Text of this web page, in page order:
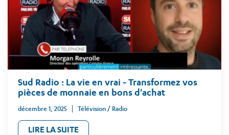
Sud Radio : La vie en vrai - Transformez vos
pièces de monnaie en bons d'achat
décembre 1, 2025 Télévision / Radio
LIRE LA SUITE